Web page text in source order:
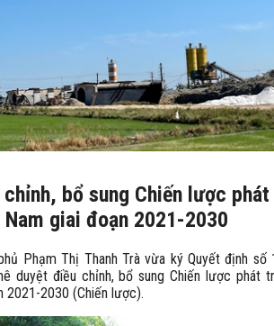
bổ sung Chiến lược
giai đoạn 2021-2030
Phạm Thị Thanh Trà vừa ký Quyết định số
duyệt điều chỉnh, bổ sung Chiến lược phát
2021-2030 (Chiến lược).